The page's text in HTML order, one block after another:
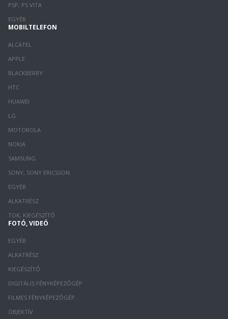
PSP, PS VITA
EGYÉB
MOBILTELEFON
ALCATEL
APPLE
BLACKBERRY
HTC
HUAWEI
LG
MOTOROLA
NOKIA
SAMSUNG
SONY, SONY ERICSSON
EGYÉB
ALKATRÉSZ
TOK, KIEGÉSZÍTŐ
FOTÓ, VIDEÓ
EGYÉB
ALKATRÉSZ
KIEGÉSZÍTŐ
DIGITÁLIS FÉNYKÉPEZŐGÉP
FILMES FÉNYKÉPEZŐGÉP
OBJEKTÍV